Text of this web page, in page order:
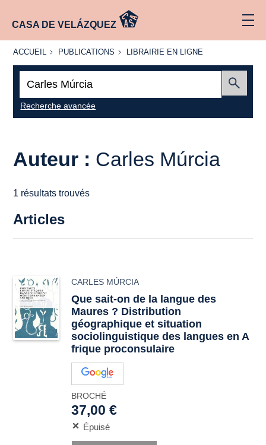
CASA DE VELÁZQUEZ
ACCUEIL
ACCUEIL PUBLICATIONS
PUBLICATIONS
LIBRAIRIE
LIBRAIRIE EN LIGNE
Recherche avancée
Auteur : Carles Múrcia
1 résultats trouvés
Articles
CARLES MÚRCIA
Que sait-on de la langue des
Maures ? Distribution
géographique et situation
sociolinguistique des langues en A
frique proconsulaire
BROCHÉ
37,00 €
Épuisé